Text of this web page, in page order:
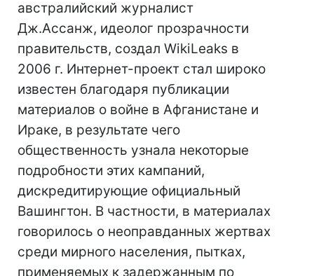
австралийский журналист
Дж.Ассанж, идеолог прозрачности
правительств, создал WikiLeaks в
2006 г. Интернет-проект стал широко
известен благодаря публикации
материалов о войне в Афганистане и
Ираке, в результате чего
общественность узнала некоторые
подробности этих кампаний,
дискредитирующие официальный
Вашингтон. В частности, в материалах
говорилось о неоправданных жертвах
среди мирного населения, пытках,
применяемых к задержанным по